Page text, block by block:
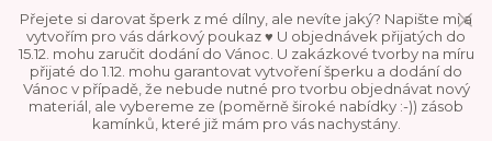
Přejete si darovat šperk z mé dílny, ale nevíte jaký? Napište mi a
vytvořím pro vás dárkový poukaz ♥ U objednávek přijatých do
15.12. mohu zaručit dodání do Vánoc. U zakázkové tvorby na míru
přijaté do 1.12. mohu garantovat vytvoření šperku a dodání do
Vánoc v případě, že nebude nutné pro tvorbu objednávat nový
materiál, ale vybereme ze (poměrně široké nabídky :-)) zásob
kamínků, které již mám pro vás nachystány.